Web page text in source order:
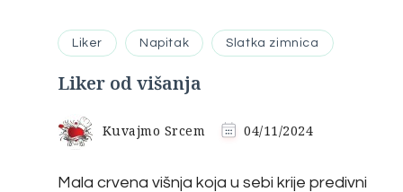
Liker Napitak Slatka zimnica
Liker od višanja
Kuvajmo Srcem 04/11/2024
Mala crvena višnja koja u sebi krije predivni